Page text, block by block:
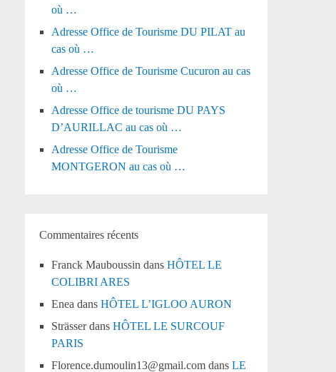
où …
Adresse Office de Tourisme DU PILAT au
cas où …
Adresse Office de Tourisme Cucuron au cas
où …
Adresse Office de tourisme DU PAYS
D’AURILLAC au cas où …
Adresse Office de Tourisme
MONTGERON au cas où …
Commentaires récents
Franck Mauboussin dansHÔTEL LE
COLIBRI ARES
Enea dansHÔTEL L’IGLOO AURON
SträsserdansHÔTEL LE SURCOUF
PARIS
Florence.dumoulin13@gmail.com dansLE